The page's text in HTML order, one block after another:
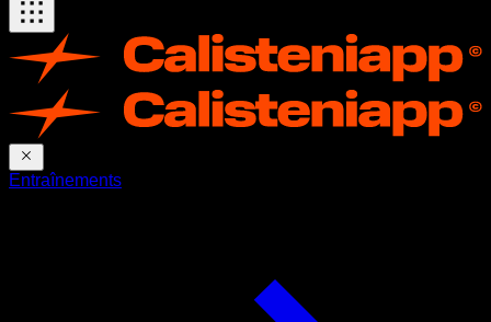
Entraînements